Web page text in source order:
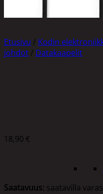
Etusivu / Kodin
johdot / Datakaapelit
18,90 €
Saatavuus: saatavilla